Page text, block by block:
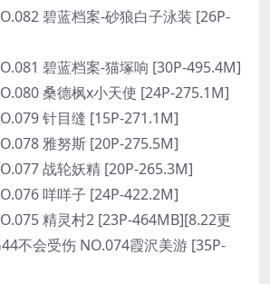
碧蓝档案-砂狼白子泳装 [26P-
碧蓝档案-猫塚响 [30P-495.4M]
桑德枫x小天使 [24P-275.1M]
针目缝 [15P-271.1M]
雅努斯 [20P-275.5M]
战轮妖精 [20P-265.3M]
咩咩子 [24P-422.2M]
精灵村2 [23P-464MB][8.22更
不会受伤 NO.074霞沢美游 [35P-